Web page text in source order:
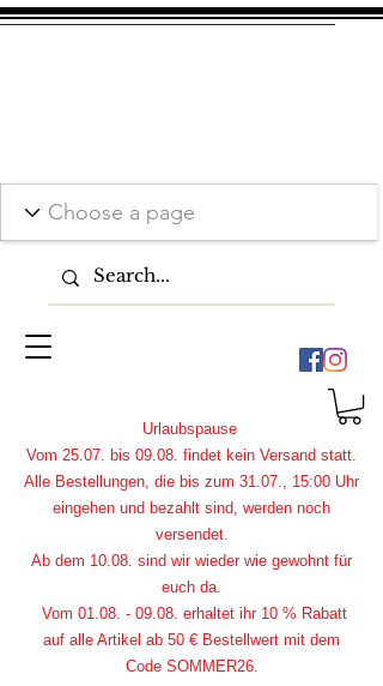
Urlaubspause
Vom 25.07. bis 09.08. findet kein Versand statt.
Alle Bestellungen, die bis zum 31.07., 15:00 Uhr
eingehen und bezahlt sind, werden noch
versendet.
Ab dem 10.08. sind wir wieder wie gewohnt für
euch da.
Vom 01.08. - 09.08. erhaltet ihr 10 % Rabatt
auf alle Artikel ab 50 € Bestellwert mit dem
Code SOMMER26.